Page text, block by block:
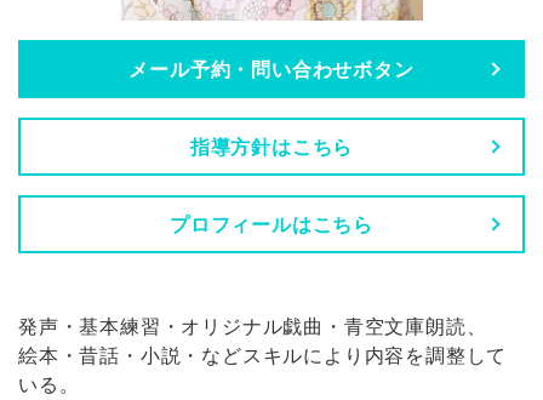
メール予約・問い合わせボタン
指導方針はこちら
プロフィールはこちら
発声・基本練習・オリジナル戯曲・青空文庫朗読、
絵本・昔話・小説・などスキルにより内容を調整して
いる。